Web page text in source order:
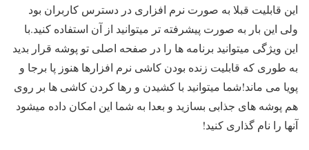
این قابلیت قبلا به صورت نرم افزاری در دسترس کاربران بود
ولی این بار به صورت پیشرفته تر میتوانید از آن استفاده کنید.با
این ویژگی میتوانید برنامه ها را در صفحه اصلی تو پوشه قرار بدید
به طوری که قابلیت زنده بودن کاشی نرم افزارها هنوز پا برجا و
پویا می ماند!شما میتوانید با کشیدن و رها کردن کاشی ها بر روی
هم پوشه های جذابی بسازید و بعدا به شما این امکان داده میشود
آنها را نام گذاری کنید!